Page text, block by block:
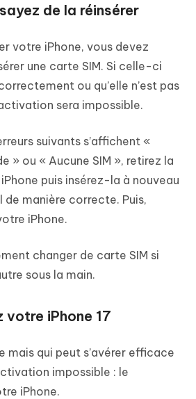
de la réinsérer
votre iPhone, vous devez
une carte SIM. Si celle-ci
ou qu’elle n’est pas
sera impossible.
suivants s’affichent «
» ou « Aucune SIM », retirez la
puis insérez-la à nouveau
de manière correcte. Puis,
iPhone.
changer de carte SIM si
sous la main.
votre iPhone 17
mais qui peut s’avérer efficace
impossible : le
iPhone.